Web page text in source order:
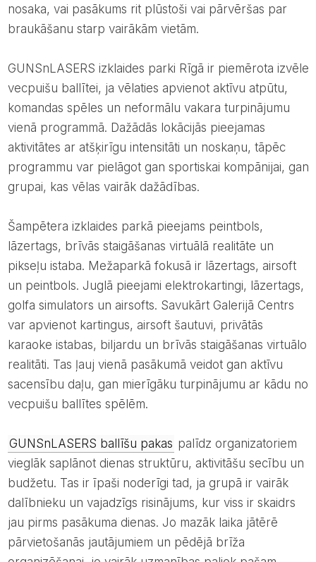
nosaka, vai pasākums rit plūstoši vai pārvēršas par
braukāšanu starp vairākām vietām.
GUNSnLASERS izklaides parki Rīgā ir piemērota izvēle
vecpuišu ballītei, ja vēlaties apvienot aktīvu atpūtu,
komandas spēles un neformālu vakara turpinājumu
vienā programmā. Dažādās lokācijās pieejamas
aktivitātes ar atšķirīgu intensitāti un noskaņu, tāpēc
programmu var pielāgot gan sportiskai kompānijai, gan
grupai, kas vēlas vairāk dažādības.
Šampētera izklaides parkā pieejams peintbols,
lāzertags, brīvās staigāšanas virtuālā realitāte un
pikseļu istaba. Mežaparkā fokusā ir lāzertags, airsoft
un peintbols. Juglā pieejami elektrokartingi, lāzertags,
golfa simulators un airsofts. Savukārt Galerijā Centrs
var apvienot kartingus, airsoft šautuvi, privātās
karaoke istabas, biljardu un brīvās staigāšanas virtuālo
realitāti. Tas ļauj vienā pasākumā veidot gan aktīvu
sacensību daļu, gan mierīgāku turpinājumu ar kādu no
vecpuišu ballītes spēlēm.
GUNSnLASERS ballīšu pakas palīdz organizatoriem
vieglāk saplānot dienas struktūru, aktivitāšu secību un
budžetu. Tas ir īpaši noderīgi tad, ja grupā ir vairāk
dalībnieku un vajadzīgs risinājums, kur viss ir skaidrs
jau pirms pasākuma dienas. Jo mazāk laika jātērē
pārvietošanās jautājumiem un pēdējā brīža